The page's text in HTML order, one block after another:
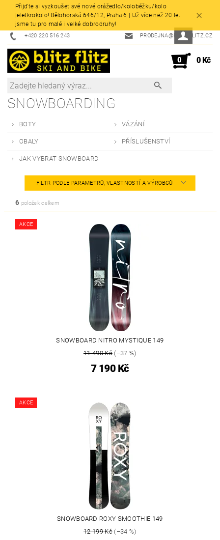
Přijďte si vyzkoušet své nové orážedlo/koloběžku/kolo
|eletkrokolo! Bělohorská 646/12, Praha 6 | Už více než 20 let
jsme tu pro malé i velké dobrodruhy!
+420 220 516 243 PRODEJNA@BLITZFLITZ.CZ
0 0 Kč
SNOWBOARDING
BOTY VÁZÁNÍ
OBALY PŘÍSLUŠENSTVÍ
JAK VYBRAT SNOWBOARD
FILTR PODLE PARAMETRŮ, VLASTNOSTÍ A VÝROBCŮ
6 položek celkem
AKCE
SNOWBOARD NITRO MYSTIQUE 149
11 490 Kč(–37 %)
7 190 Kč
AKCE
SNOWBOARD ROXY SMOOTHIE 149
12 199 Kč(–34 %)